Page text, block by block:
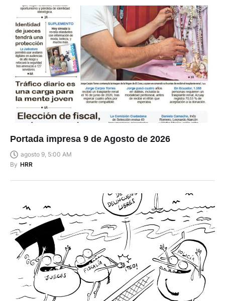
Portada impresa 9 de Agosto de 2026
agosto 9, 5:00 AM
By HRR